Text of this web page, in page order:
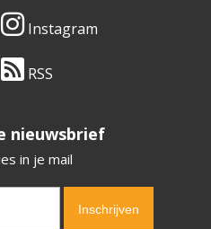
Instagram
RSS
nieuwsbrief
in je mail